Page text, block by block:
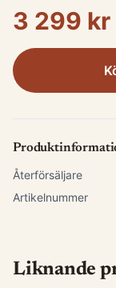
3 299 kr
Återförsäljare
Artikelnummer
Liknande